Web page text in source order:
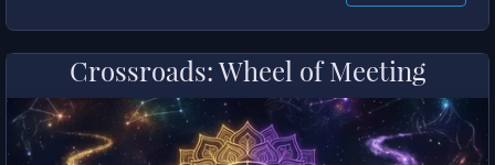
Crossroads: Wheel of Meeting